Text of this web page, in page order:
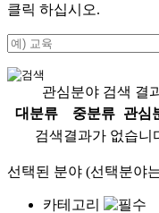
클릭 하십시오.
관심분야 검색 결
대분류
중분류
관심
검색결과가 없습니
선택된 분야 (선택분야
카테고리